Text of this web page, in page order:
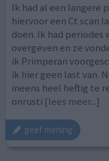
Ik had al een langere
hiervoor een Ct scan
doen. Ik had periodes
overgeven en ze
ik Primperan
ik hier geen last van.
ineens heel heftig te
onrusti [lees meer...]
geef mening